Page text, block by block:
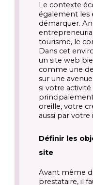
Le contexte
également les
démarquer.
tourisme, le
Dans cet
un site web
comme une
sur une
si votre
oreille, votre
aussi par votre
Définir les
site
Avant même
prestataire, il